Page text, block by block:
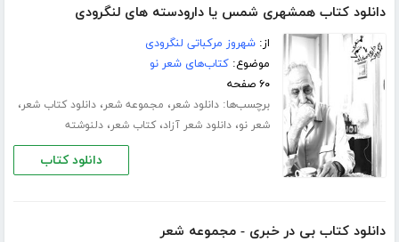
دانلود کتاب همشهری شمس یا دارودسته های لنگرودی
از:شهروز مرکباتی لنگرودی
موضوع:کتاب‌های شعر نو
۶۰ صفحه
برچسب‌ها:دانلود شعر، مجموعه شعر،دانلود کتاب شعر،
شعر نو،دانلود شعر آزاد،کتاب شعر،دلنوشته
دانلود کتاب
دانلود کتاب بی در خبری - مجموعه شعر